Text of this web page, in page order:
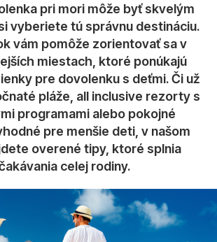
pri mori môže byť skvelým
vyberiete tú správnu destináciu.
vám pomôže zorientovať sa v
miestach, ktoré ponúkajú
pre dovolenku s deťmi. Či už
pláže, all inclusive rezorty s
programami alebo pokojné
pre menšie deti, v našom
overené tipy, ktoré splnia
celej rodiny.